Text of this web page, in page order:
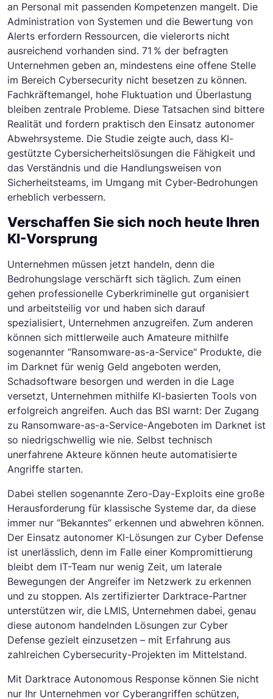
an Personal mit passenden Kompetenzen mangelt. Die
Administration von Systemen und die Bewertung von
Alerts erfordern Ressourcen, die vielerorts nicht
ausreichend vorhanden sind. 71 % der befragten
Unternehmen geben an, mindestens eine offene Stelle
im Bereich Cybersecurity nicht besetzen zu können.
Fachkräftemangel, hohe Fluktuation und Überlastung
bleiben zentrale Probleme. Diese Tatsachen sind bittere
Realität und fordern praktisch den Einsatz autonomer
Abwehrsysteme. Die Studie zeigte auch, dass KI-
gestützte Cybersicherheitslösungen die Fähigkeit und
das Verständnis und die Handlungsweisen von
Sicherheitsteams, im Umgang mit Cyber-Bedrohungen
erheblich verbessern.
Verschaffen Sie sich noch heute Ihren
KI-Vorsprung
Unternehmen müssen jetzt handeln, denn die
Bedrohungslage verschärft sich täglich. Zum einen
gehen professionelle Cyberkriminelle gut organisiert
und arbeitsteilig vor und haben sich darauf
spezialisiert, Unternehmen anzugreifen. Zum anderen
können sich mittlerweile auch Amateure mithilfe
sogenannter “Ransomware-as-a-Service" Produkte, die
im Darknet für wenig Geld angeboten werden,
Schadsoftware besorgen und werden in die Lage
versetzt, Unternehmen mithilfe KI-basierten Tools von
erfolgreich angreifen. Auch das BSI warnt: Der Zugang
zu Ransomware-as-a-Service-Angeboten im Darknet ist
so niedrigschwellig wie nie. Selbst technisch
unerfahrene Akteure können heute automatisierte
Angriffe starten.
Dabei stellen sogenannte Zero-Day-Exploits eine große
Herausforderung für klassische Systeme dar, da diese
immer nur “Bekanntes” erkennen und abwehren können.
Der Einsatz autonomer KI-Lösungen zur Cyber Defense
ist unerlässlich, denn im Falle einer Kompromittierung
bleibt dem IT-Team nur wenig Zeit, um laterale
Bewegungen der Angreifer im Netzwerk zu erkennen
und zu stoppen. Als zertifizierter Darktrace-Partner
unterstützen wir, die LMIS, Unternehmen dabei, genau
diese autonom handelnden Lösungen zur Cyber
Defense gezielt einzusetzen – mit Erfahrung aus
zahlreichen Cybersecurity-Projekten im Mittelstand.
Mit Darktrace Autonomous Response können Sie nicht
nur Ihr Unternehmen vor Cyberangriffen schützen,